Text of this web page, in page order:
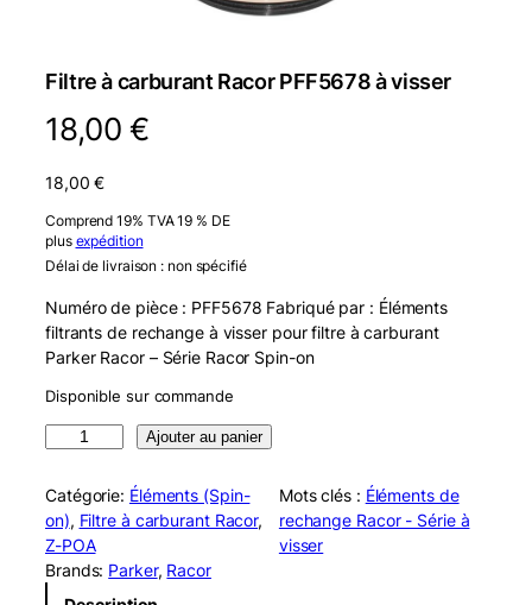
Filtre à carburant Racor PFF5678 à visser
18,00€
18,00€
Comprend 19% TVA 19 % DE
plus expédition
Délai de livraison : non spécifié
Numéro de pièce : PFF5678 Fabriqué par : Éléments
filtrants de rechange à visser pour filtre à carburant
Parker Racor – Série Racor Spin-on
Disponible sur commande
a
t
i
t
Ajouter au panier
Catégorie: Éléments (Spin-
on), Filtre à carburant Racor
Z-POA
Mots clés : Éléments de
rechange Racor - Série à
visser
Brands: Parker, Racor